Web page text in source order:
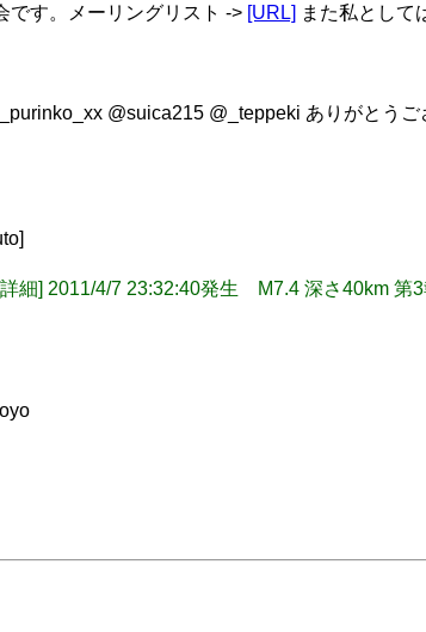
です。メーリングリスト -> [URL] また私として
@suica215 @_teppeki ありがとうご
細] 2011/4/7 23:32:40発生 M7.4 深さ40km